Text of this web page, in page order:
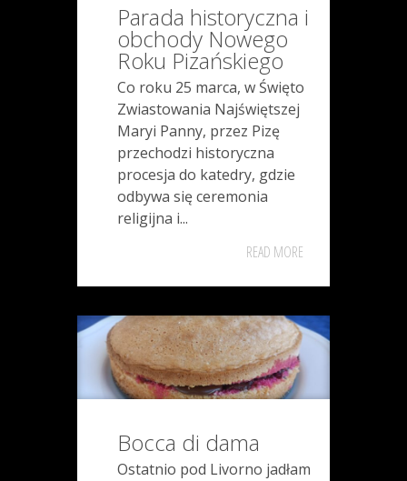
Parada historyczna i
obchody Nowego
Roku Pizańskiego
Co roku 25 marca, w Święto
Zwiastowania Najświętszej
Maryi Panny, przez Pizę
przechodzi historyczna
procesja do katedry, gdzie
odbywa się ceremonia
religijna i...
READ MORE
Bocca di dama
Ostatnio pod Livorno jadłam